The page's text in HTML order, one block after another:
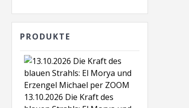
PRODUKTE
13.10.2026 Die Kraft des